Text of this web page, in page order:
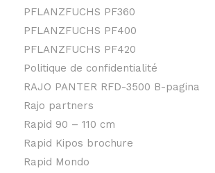
PFLANZFUCHS PF360
PFLANZFUCHS PF400
PFLANZFUCHS PF420
Politique de confidentialité
RAJO PANTER RFD-3500 B-pagina
Rajo partners
Rapid 90 – 110 cm
Rapid Kipos brochure
Rapid Mondo